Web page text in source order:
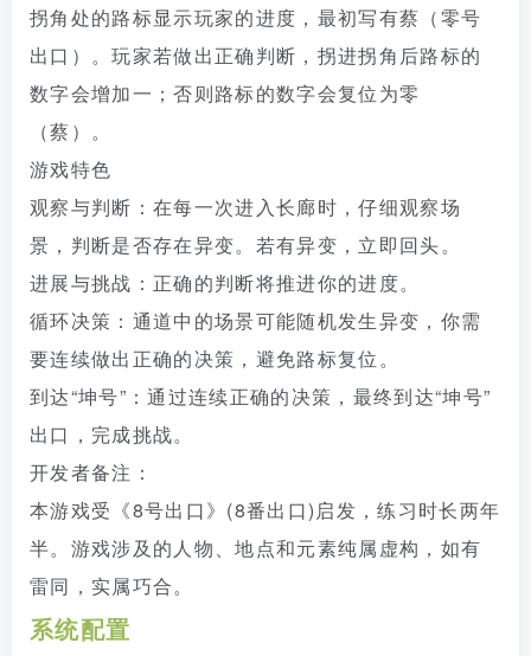
拐角处的路标显示玩家的进度，最初写有蔡（零号
出口）。玩家若做出正确判断，拐进拐角后路标的
数字会增加一；否则路标的数字会复位为零
（蔡）。
游戏特色
观察与判断：在每一次进入长廊时，仔细观察场
景，判断是否存在异变。若有异变，立即回头。
进展与挑战：正确的判断将推进你的进度。
循环决策：通道中的场景可能随机发生异变，你需
要连续做出正确的决策，避免路标复位。
到达“坤号”：通过连续正确的决策，最终到达“坤号”
出口，完成挑战。
开发者备注：
本游戏受《8号出口》(8番出口)启发，练习时长两年
半。游戏涉及的人物、地点和元素纯属虚构，如有
雷同，实属巧合。
系统配置